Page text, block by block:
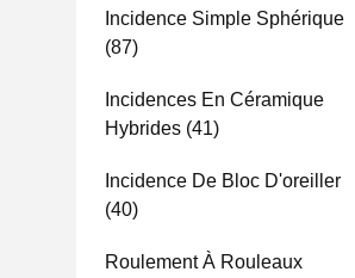
Incidence Simple Sphérique
(87)
Incidences En Céramique
Hybrides (41)
Incidence De Bloc D'oreiller
(40)
Roulement À Rouleaux